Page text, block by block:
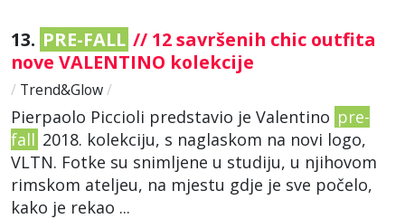
13. PRE-FALL // 12 savršenih chic outfita
nove VALENTINO kolekcije
/ Trend&Glow/
Pierpaolo Piccioli predstavio je Valentino pre-
fall 2018. kolekciju, s naglaskom na novi logo,
VLTN. Fotke su snimljene u studiju, u njihovom
rimskom ateljeu, na mjestu gdje je sve počelo,
kako je rekao ...